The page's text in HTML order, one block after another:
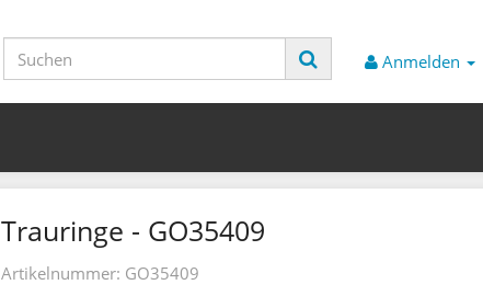
Anmelden
Trauringe - GO35409
Artikelnummer: GO35409